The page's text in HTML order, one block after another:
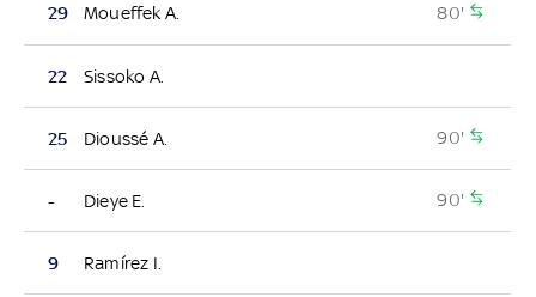
29 Moueffek A. 80'
22 Sissoko A.
25 Dioussé A. 90'
- Dieye E. 90'
9 Ramírez I.